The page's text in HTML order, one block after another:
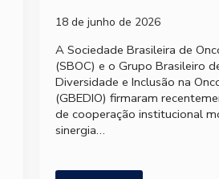
18 de junho de 2026
A Sociedade Brasileira de
(SBOC) e o Grupo Brasileiro
Diversidade e Inclusão na
(GBEDIO) firmaram
de cooperação institucional
sinergia…